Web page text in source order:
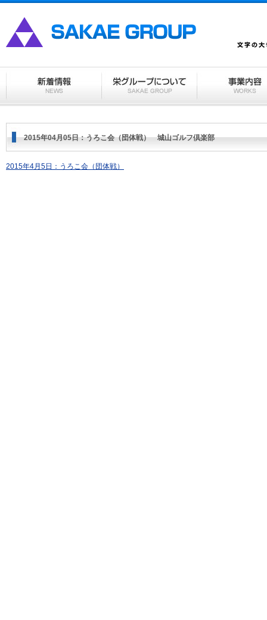
2015年04月05日：うろこ会（団体戦） 城山ゴルフ倶楽部
2015年4月5日：うろこ会（団体戦）